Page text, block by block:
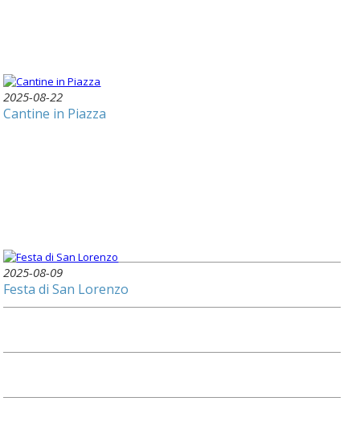
2025-08-22
Cantine in Piazza
2025-08-09
Festa di San Lorenzo